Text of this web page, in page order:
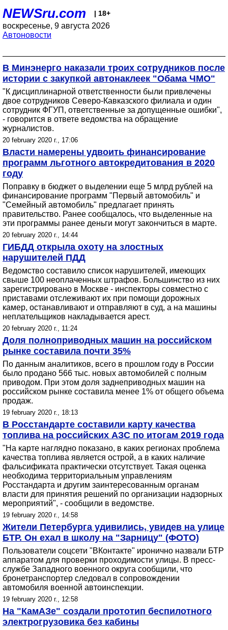
NEWSru.com | 18+
воскресенье, 9 августа 2026
Автоновости
В Минэнерго наказали троих сотрудников после
истории с закупкой автонаклеек "Обама ЧМО"
"К дисциплинарной ответственности были привлечены
двое сотрудников Северо-Кавказского филиала и один
сотрудник ФГУП, ответственные за допущенные ошибки",
- говорится в ответе ведомства на обращение
журналистов.
20 february 2020 г., 17:06
Власти намерены удвоить финансирование
программ льготного автокредитования в 2020
году
Поправку в бюджет о выделении еще 5 млрд рублей на
финансирование программ "Первый автомобиль" и
"Семейный автомобиль" предлагает принять
правительство. Ранее сообщалось, что выделенные на
эти программы ранее деньги могут закончиться в марте.
20 february 2020 г., 14:44
ГИБДД открыла охоту на злостных
нарушителей ПДД
Ведомство составило список нарушителей, имеющих
свыше 100 неоплаченных штрафов. Большинство из них
зарегистрировано в Москве - инспекторы совместно с
приставами отслеживают их при помощи дорожных
камер, останавливают и отправляют в суд, а на машины
неплательщиков накладывается арест.
20 february 2020 г., 11:24
Доля полноприводных машин на российском
рынке составила почти 35%
По данным аналитиков, всего в прошлом году в России
было продано 566 тыс. новых автомобилей с полным
приводом. При этом доля заднеприводных машин на
российском рынке составила менее 1% от общего объема
продаж.
19 february 2020 г., 18:13
В Росстандарте составили карту качества
топлива на российских АЗС по итогам 2019 года
"На карте наглядно показано, в каких регионах проблема
качества топлива является острой, а в каких наличие
фальсификата практически отсутствует. Такая оценка
необходима территориальным управлениям
Росстандарта и другим заинтересованным органам
власти для принятия решений по организации надзорных
мероприятий", - сообщили в ведомстве.
19 february 2020 г., 14:58
Жители Петербурга удивились, увидев на улице
БТР. Он ехал в школу на "Зарницу" (ФОТО)
Пользователи соцсети "ВКонтакте" иронично назвали БТР
аппаратом для проверки проходимости улицы. В пресс-
службе Западного военного округа сообщили, что
бронетранспортер следовал в сопровождении
автомобиля военной автоинспекции.
19 february 2020 г., 12:58
На "КамАЗе" создали прототип беспилотного
электрогрузовика без кабины